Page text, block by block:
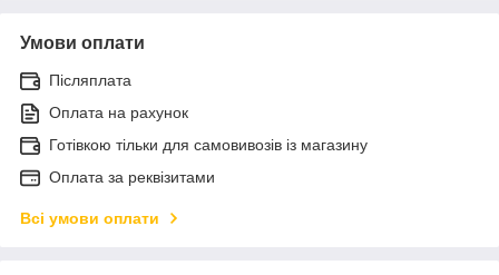
Умови оплати
Післяплата
Оплата на рахунок
Готівкою тільки для самовивозів із магазину
Оплата за реквізитами
Всі умови оплати